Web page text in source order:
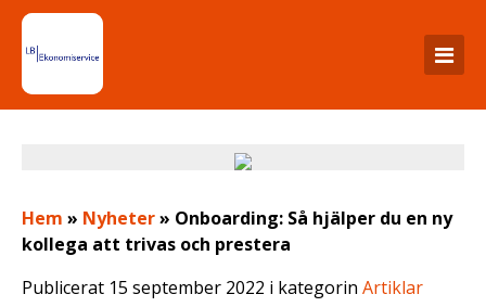
Hem » Nyheter» Onboarding: Så hjälper du en ny
kollega att trivas och prestera
Publicerat 15 september 2022 i kategorin Artiklar